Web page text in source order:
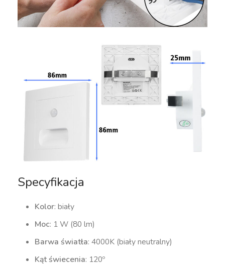
Specyfikacja
Kolor: biały
Moc: 1 W (80 lm)
Barwa światła: 4000K (biały neutralny)
Kąt świecenia: 120º